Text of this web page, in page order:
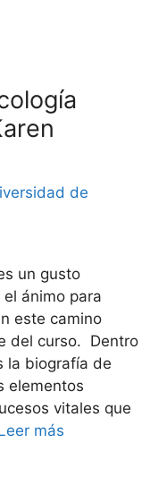
de
un gusto
ánimo para
este camino
del curso. Dentro
la biografía de
elementos
vitales que
más